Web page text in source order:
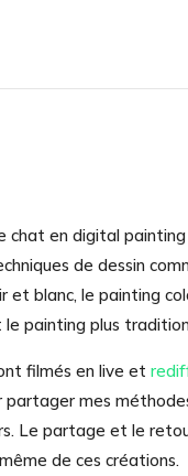
chat en digital painting
de dessin
et blanc, le painting
le painting plus
filmés en live et
partager mes
Le partage et le
de ces créations.